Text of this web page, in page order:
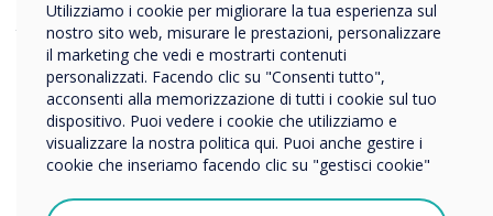
Desideriamo contattarvi per i nostri prodotti e servizi via e-mail,
telefono o posta.
Accetto di ricevere comunicazioni da Clevertouch.
Accetto di ricevere comunicazioni da Clevertouch e dai suoi
partner in merito al mio acquisto, demo o richiesta di
informazioni.
personali, visitate la nostra informativasulla privacy.
Utilizziamo i cookie per migliorare la tua esperienza sul
nostro sito web, misurare le prestazioni, personalizzare
il marketing che vedi e mostrarti contenuti
personalizzati. Facendo clic su "Consenti tutto",
acconsenti alla memorizzazione di tutti i cookie sul tuo
dispositivo. Puoi vedere i cookie che utilizziamo e
visualizzare la nostra politica qui. Puoi anche gestire i
cookie che inseriamo facendo clic su "gestisci cookie"
Impresa
Altro
Nome della società
Vorremmo contattarti in merito ai nostri prodotti e servizi